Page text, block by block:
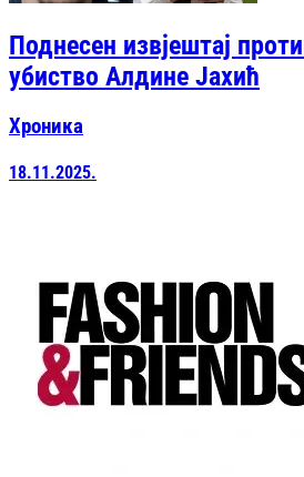
Поднесен извјештај
убиство Алдине Јахић
Хроника
18.11.2025.